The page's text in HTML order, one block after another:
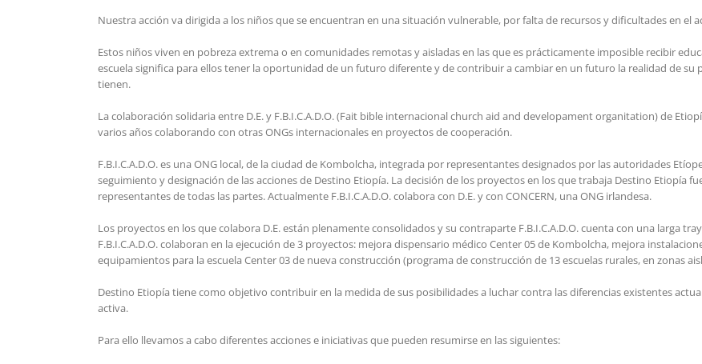
Nuestra acción va dirigida a los niños que se encuentran en una situación vulnerable, por falta de recursos y dificultades en el
Estos niños viven en pobreza extrema o en comunidades remotas y aisladas en las que es prácticamente imposible recibir
escuela significa para ellos tener la oportunidad de un futuro diferente y de contribuir a cambiar en un futuro la realidad de su
tienen.
La colaboración solidaria entre D.E. y F.B.I.C.A.D.O. (Fait bible internacional church aid and developament organitation) de
varios años colaborando con otras ONGs internacionales en proyectos de cooperación.
F.B.I.C.A.D.O. es una ONG local, de la ciudad de Kombolcha, integrada por representantes designados por las autoridades
seguimiento y designación de las acciones de Destino Etiopía. La decisión de los proyectos en los que trabaja Destino Etiopía
representantes de todas las partes. Actualmente F.B.I.C.A.D.O. colabora con D.E. y con CONCERN, una ONG irlandesa.
Los proyectos en los que colabora D.E. están plenamente consolidados y su contraparte F.B.I.C.A.D.O. cuenta con una larga
F.B.I.C.A.D.O. colaboran en la ejecución de 3 proyectos: mejora dispensario médico Center 05 de Kombolcha, mejora
equipamientos para la escuela Center 03 de nueva construcción (programa de construcción de 13 escuelas rurales, en zonas
Destino Etiopía tiene como objetivo contribuir en la medida de sus posibilidades a luchar contra las diferencias existentes
activa.
Para ello llevamos a cabo diferentes acciones e iniciativas que pueden resumirse en las siguientes: